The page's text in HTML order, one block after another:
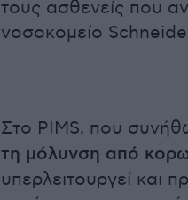
τους ασθενείς που
νοσοκομείο
Στο PIMS, που
τη μόλυνση από
υπερλειτουργεί και